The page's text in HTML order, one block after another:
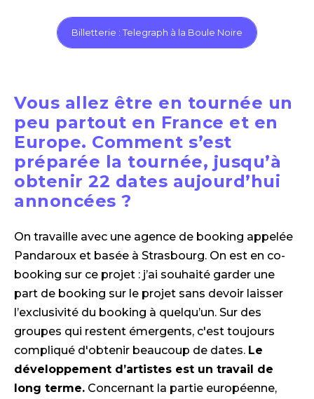
Billetterie : Telegraph à la Boule Noire
Vous allez être en tournée un
peu partout en France et en
Europe. Comment s’est
préparée la tournée, jusqu’à
obtenir 22 dates aujourd’hui
annoncées ?
On travaille avec une agence de booking appelée
Pandaroux et basée à Strasbourg. On est en co-
booking sur ce projet : j’ai souhaité garder une
part de booking sur le projet sans devoir laisser
l’exclusivité du booking à quelqu’un. Sur des
groupes qui restent émergents, c'est toujours
compliqué d'obtenir beaucoup de dates. Le
développement d’artistes est un travail de
long terme. Concernant la partie européenne,